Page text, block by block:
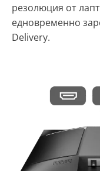
резолюция от
едновременно
Delivery.